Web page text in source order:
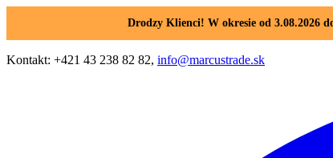
Drodzy Klienci! W okresie od 3.08.2026
Kontakt: +421 43 238 82 82, info@marcustrade.sk